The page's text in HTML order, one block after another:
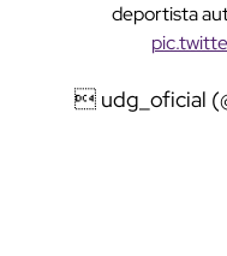
deportista
 udg_oficial